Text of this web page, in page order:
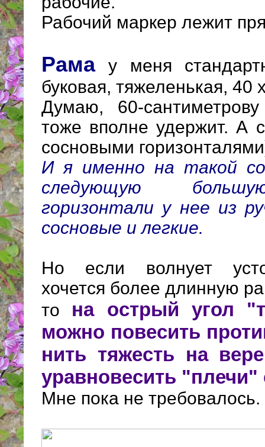
Рабочий маркер лежит
Рамау меня
буковая, тяжеленькая, 40
Думаю, 60-
тоже вполне удержит. А
сосновыми
И я именно на такой
следующую
горизонтали у нее из
сосновые и легкие.
Но если волнует
хочется более длинную
то на острый угол
можно повесить
нить тяжесть на
уравновесить "плечи"
Мне пока не